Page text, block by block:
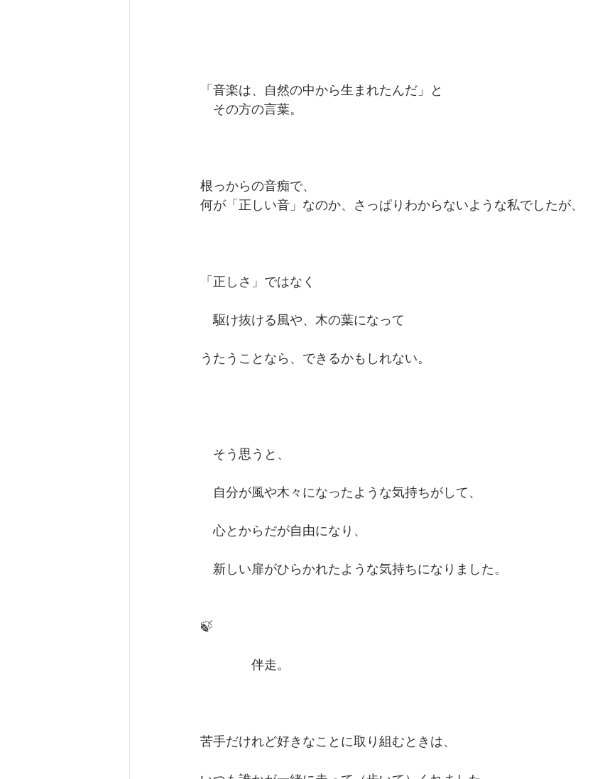
「音楽は、自然の中から生まれたんだ」と
その方の言葉。
根っからの音痴で、
何が「正しい音」なのか、さっぱりわからないような私でしたが、
「正しさ」ではなく
駆け抜ける風や、木の葉になって
うたうことなら、できるかもしれない。
そう思うと、
自分が風や木々になったような気持ちがして、
心とからだが自由になり、
新しい扉がひらかれたような気持ちになりました。
🍃
伴走。
苦手だけれど好きなことに取り組むときは、